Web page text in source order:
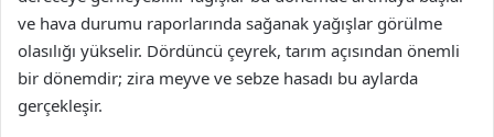
ve hava durumu raporlarında sağanak yağışlar görülme
olasılığı yükselir. Dördüncü çeyrek, tarım açısından önemli
bir dönemdir; zira meyve ve sebze hasadı bu aylarda
gerçekleşir.